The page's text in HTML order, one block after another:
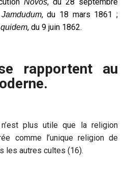
Novos
Jamdudum, du 18 mars 1861 ;
, du 9 juin 1862.
rapportent au
plus utile que la religion
comme l’unique religion de
les autres cultes (16).